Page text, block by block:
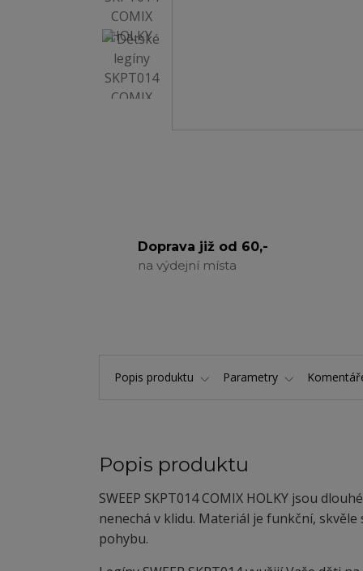
Doprava již od 60,-
na výdejní místa
Popis produktu Parametry
Popis produktu
SWEEP SKPT014 COMIX HOLKY jsou
nenechá v klidu. Materiál je funkční,
pohybu.